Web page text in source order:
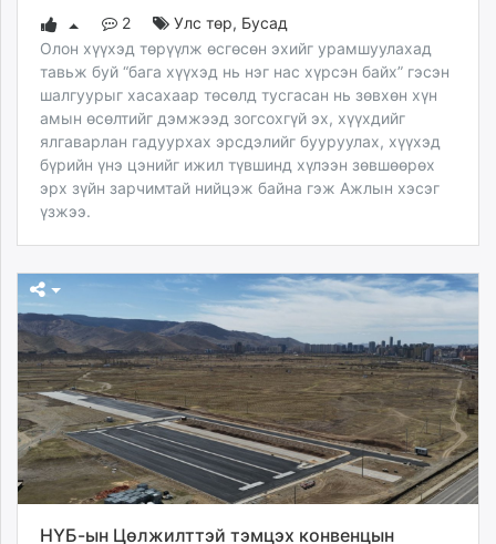
2 Улс төр, Бусад
Олон хүүхэд төрүүлж өсгөсөн эхийг урамшуулахад
тавьж буй “бага хүүхэд нь нэг нас хүрсэн байх” гэсэн
шалгуурыг хасахаар төсөлд тусгасан нь зөвхөн хүн
амын өсөлтийг дэмжээд зогсохгүй эх, хүүхдийг
ялгаварлан гадуурхах эрсдэлийг бууруулах, хүүхэд
бүрийн үнэ цэнийг ижил түвшинд хүлээн зөвшөөрөх
эрх зүйн зарчимтай нийцэж байна гэж Ажлын хэсэг
үзжээ.
НҮБ-ын Цөлжилттэй тэмцэх конвенцын